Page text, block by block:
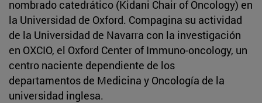
nombrado catedrático (Kidani Chair of Oncology) en
la Universidad de Oxford. Compagina su actividad
de la Universidad de Navarra con la investigación
en OXCIO, el Oxford Center of Immuno-oncology, un
centro naciente dependiente de los
departamentos de Medicina y Oncología de la
universidad inglesa.